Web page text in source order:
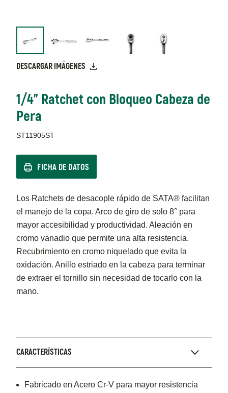
DESCARGAR IMÁGENES
1/4" Ratchet con Bloqueo Cabeza de
Pera
ST11905ST
FICHA DE DATOS
Los Ratchets de desacople rápido de SATA® facilitan
el manejo de la copa. Arco de giro de solo 8° para
mayor accesibilidad y productividad. Aleación en
cromo vanadio que permite una alta resistencia.
Recubrimiento en cromo niquelado que evita la
oxidación. Anillo estriado en la cabeza para terminar
de extraer el tornillo sin necesidad de tocarlo con la
mano.
CARACTERÍSTICAS
Fabricado en Acero Cr-V para mayor resistencia